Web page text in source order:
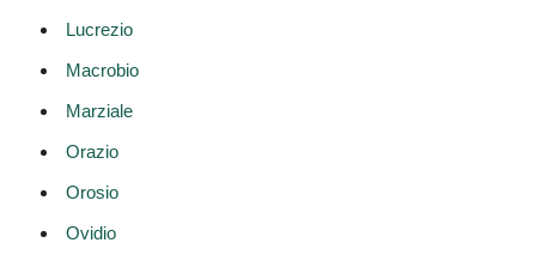
Lucrezio
Macrobio
Marziale
Orazio
Orosio
Ovidio